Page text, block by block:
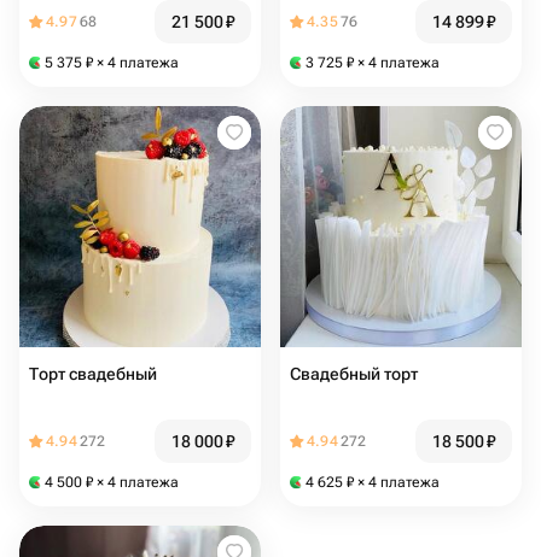
4.9768 21 500₽
5 375 ₽ × 4 платежа
4.3576 14 899₽
3 725 ₽ × 4 платежа
Торт свадебный
4.94272 18 000₽
4 500 ₽ × 4 платежа
Свадебный торт
4.94272 18 500₽
4 625 ₽ × 4 платежа